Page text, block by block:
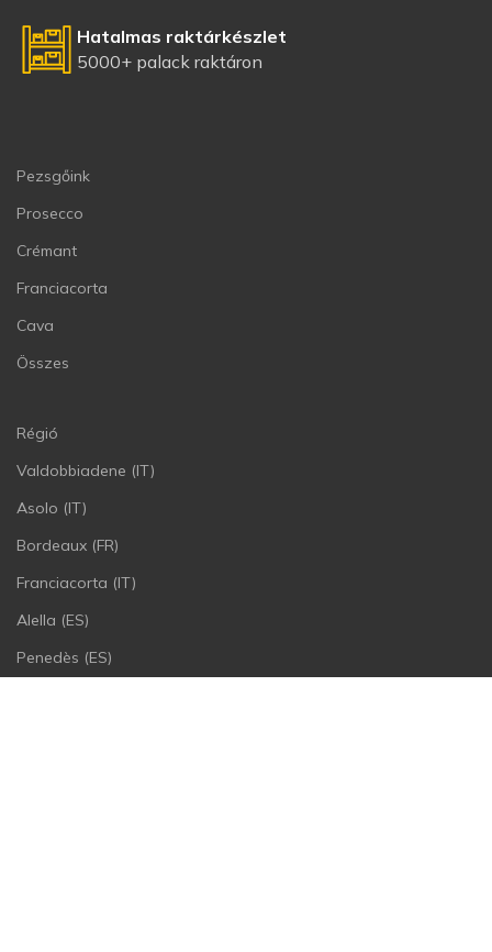
Hatalmas raktárkészlet
5000+ palack raktáron
Pezsgőink
Prosecco
Crémant
Franciacorta
Cava
Összes
Régió
Valdobbiadene (IT)
Asolo (IT)
Bordeaux (FR)
Franciacorta (IT)
Alella (ES)
Penedès (ES)